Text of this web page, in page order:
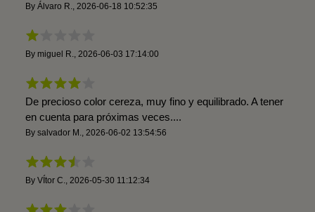
By Álvaro R. 2026-06-18 10:52:35
By miguel R. 2026-06-03 17:14:00
De precioso color cereza, muy fino y equilibrado. A tener
en cuenta para próximas veces....
By salvador M. 2026-06-02 13:54:56
By VÍtor C. 2026-05-30 11:12:34